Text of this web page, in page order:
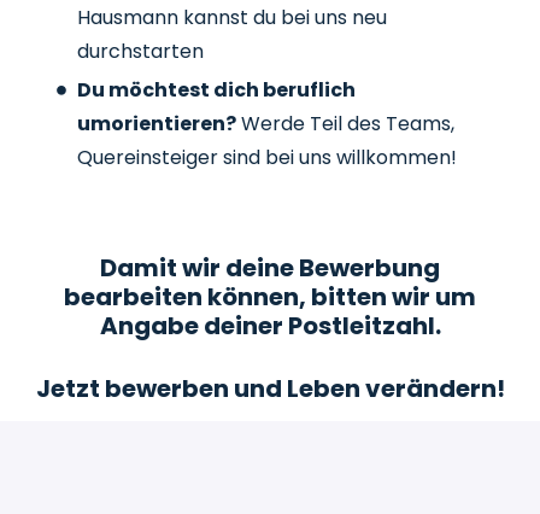
Hausmann kannst du bei uns neu
durchstarten
Du möchtest dich beruflich
umorientieren?Werde Teil des Teams,
Quereinsteiger sind bei uns willkommen!
Damit wir deine Bewerbung
bearbeiten können, bitten wir um
Angabe deiner Postleitzahl.
Jetzt bewerben und Leben verändern!